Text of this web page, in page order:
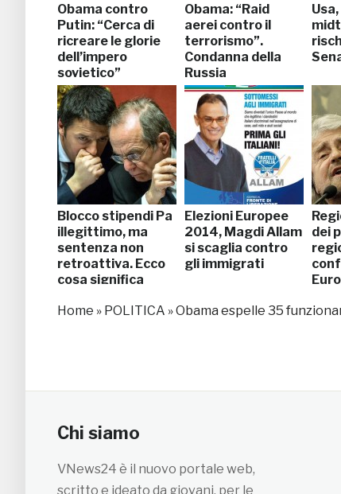
Obama contro
Putin: “Cerca di
ricreare le glorie
dell’impero
sovietico”
Obama: “Raid
aerei contro il
terrorismo”.
Condanna della
Russia
Blocco stipendi Pa
illegittimo, ma
sentenza non
retroattiva. Ecco
cosa significa
Elezioni Europee
2014, Magdi Allam
si scaglia contro
gli immigrati
dei
Home » POLITICA »Obama espelle 35
Chi siamo
VNews24 è il nuovo portale web,
scritto e ideato da giovani, per le